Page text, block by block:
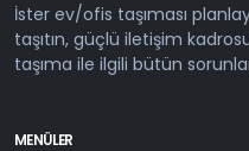
İster ev/ofis taşıması
taşıtın, güçlü iletişim
taşıma ile ilgili bütün
MENÜLER